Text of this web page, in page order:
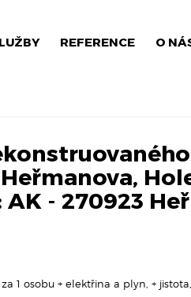
REFERENCE O
AK - 270923
1 osobu + elektřina a plyn, +